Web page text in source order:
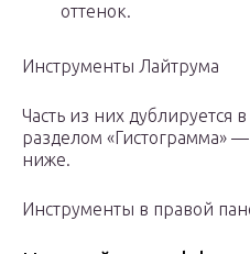
оттенок.
Инструменты Лайтрума
Часть из них дублируется
разделом «Гистограмма»
ниже.
Инструменты в правой